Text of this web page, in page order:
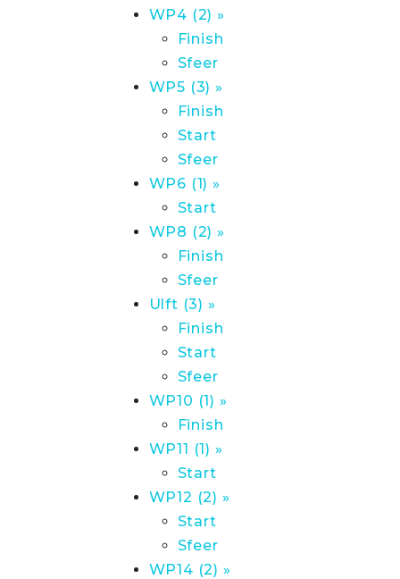
WP4 (2) »
Finish
Sfeer
WP5 (3) »
Finish
Start
Sfeer
WP6 (1) »
Start
WP8 (2) »
Finish
Sfeer
Ulft (3) »
Finish
Start
Sfeer
WP10 (1) »
Finish
WP11 (1) »
Start
WP12 (2) »
Start
Sfeer
WP14 (2) »